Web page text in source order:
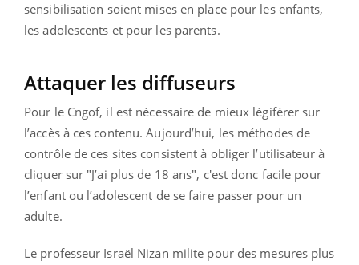
sensibilisation soient mises en place pour les enfants,
les adolescents et pour les parents.
Attaquer les diffuseurs
Pour le Cngof, il est nécessaire de mieux légiférer sur
l’accès à ces contenu. Aujourd’hui, les méthodes de
contrôle de ces sites consistent à obliger l’utilisateur à
cliquer sur "J’ai plus de 18 ans", c'est donc facile pour
l’enfant ou l’adolescent de se faire passer pour un
adulte.
Le professeur Israël Nizan milite pour des mesures plus